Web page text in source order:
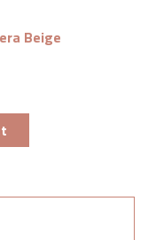
Beige